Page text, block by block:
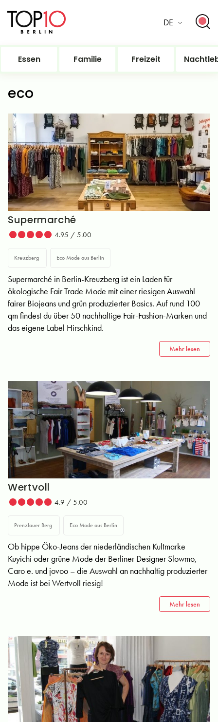
DE
Essen Familie Freizeit
eco
Supermarché
4.95 / 5.00
Kreuzberg Eco Mode aus Berlin
Supermarché in Berlin-Kreuzberg ist ein Laden für
ökologische Fair Trade Mode mit einer riesigen Auswahl
fairer Biojeans und grün produzierter Basics. Auf rund 100
qm findest du über 50 nachhaltige Fair-Fashion-Marken und
das eigene Label Hirschkind.
Mehr lesen
Wertvoll
4.9 / 5.00
Prenzlauer Berg Eco Mode aus Berlin
Ob hippe Öko-Jeans der niederländischen Kultmarke
Kuyichi oder grüne Mode der Berliner Designer Slowmo,
Caro e. und jovoo – die Auswahl an nachhaltig produzierter
Mode ist bei Wertvoll riesig!
Mehr lesen